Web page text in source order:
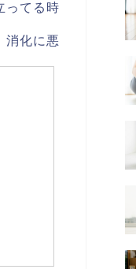
ってる時
消化に悪